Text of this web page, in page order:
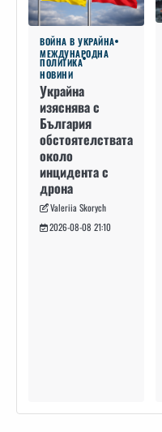
ВОЙНА В УКРАЙНА
МЕЖДУНАРОДНА
ПОЛИТИКА
НОВИНИ
Украйна
изяснява с
България
обстоятелствата
около
инцидента с
дрона
Valeriia Skorych
2026-08-08 21:10